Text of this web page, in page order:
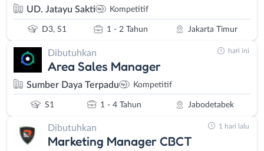
UD. Jatayu Sakti Kompetitif
D3, S1 1 - 2 Tahun Jakarta Timur
Dibutuhkan
Area Sales Manager
Sumber Daya Terpadu Kompetitif
S1 1 - 4 Tahun Jabodetabek
hari ini
Dibutuhkan
Marketing Manager CBCT
1 hari lalu